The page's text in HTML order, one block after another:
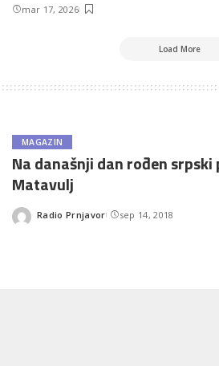
mar 17, 2026
Load More
MAGAZIN
Na današnji dan rođen srpski
Matavulj
Posted
Radio Prnjavor sep 14, 2018